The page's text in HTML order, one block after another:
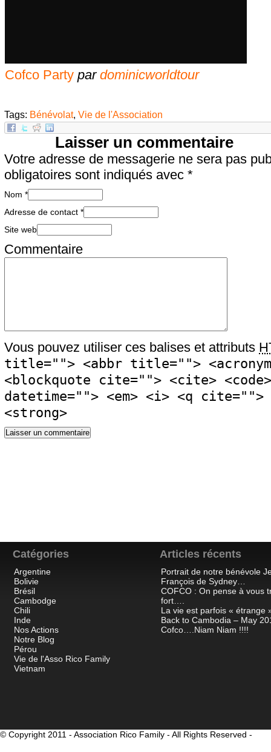
Cofco Party par dominicworldtour
Tags: Bénévolat, Vie de l'Association
Laisser un commentaire
Votre adresse de messagerie ne sera pas
obligatoires sont indiqués avec *
Nom *
Adresse de contact *
Site web
Commentaire
Vous pouvez utiliser ces balises et attributs
title=""> <abbr title="">
<blockquote cite=""> <cite>
datetime=""> <em> <i> <q
<strong>
Catégories
Argentine
Bolivie
Brésil
Cambodge
Chili
Inde
Nos Actions
Notre Blog
Pérou
Vie de l'Asso Rico Family
Vietnam
Articles récents
Portrait de notre bénévole
François de Sydney…
COFCO : On pense à vous
fort….
La vie est parfois « étrange
Back to Cambodia – May
Cofco….Niam Niam !!!!
© Copyright 2011 - Association Rico Family - All Rights Reserved -